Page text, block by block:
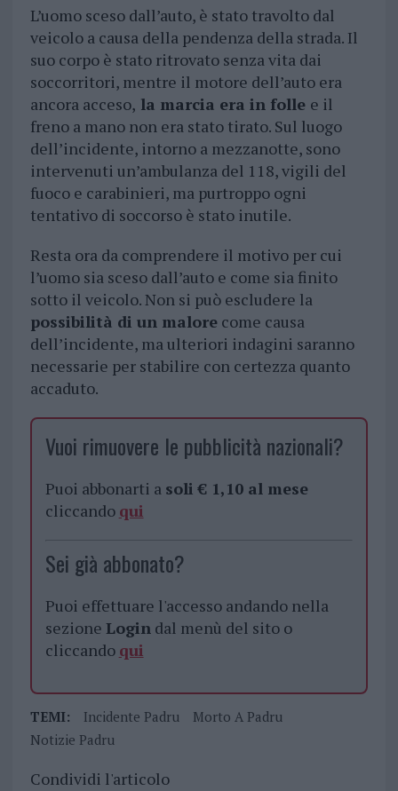
L’uomo sceso dall’auto, è stato travolto dal
veicolo a causa della pendenza della strada. Il
suo corpo è stato ritrovato senza vita dai
soccorritori, mentre il motore dell’auto era
ancora acceso, la marcia era in folle e il
freno a mano non era stato tirato. Sul luogo
dell’incidente, intorno a mezzanotte, sono
intervenuti un’ambulanza del 118, vigili del
fuoco e carabinieri, ma purtroppo ogni
tentativo di soccorso è stato inutile.
Resta ora da comprendere il motivo per cui
l’uomo sia sceso dall’auto e come sia finito
sotto il veicolo. Non si può escludere la
possibilità di un malorecome causa
dell’incidente, ma ulteriori indagini saranno
necessarie per stabilire con certezza quanto
accaduto.
Vuoi rimuovere le pubblicità nazionali?
Puoi abbonarti a soli € 1,10 al mese
cliccando qui
Sei già abbonato?
Puoi effettuare l'accesso andando nella
sezione Logindal menù del sito o
cliccando qui
TEMI: Incidente Padru
Morto A Padru
Notizie Padru
Condividi l'articolo